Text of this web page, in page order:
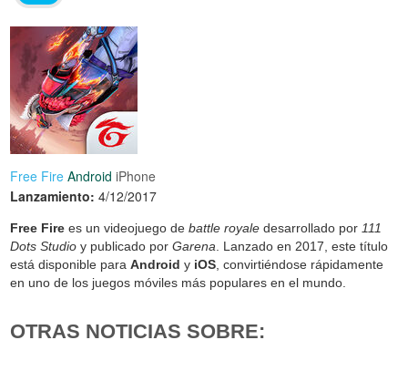
Free Fire Android iPhone
Lanzamiento: 4/12/2017
Free Fire es un videojuego debattle royale desarrollado por 111
Dots Studio y publicado porGarena . Lanzado en 2017, este título
está disponible paraAndroid y iOS , convirtiéndose rápidamente
en uno de los juegos móviles más populares en el mundo.
OTRAS NOTICIAS SOBRE: